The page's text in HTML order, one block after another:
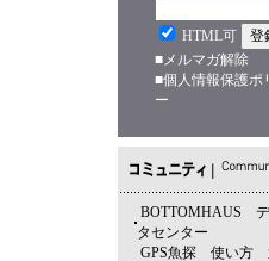
HTML可
■メルマガ解除
■個人情報保護ポ
ー
BOTTOMHAUS
タセンター
GPS魚探 使い方